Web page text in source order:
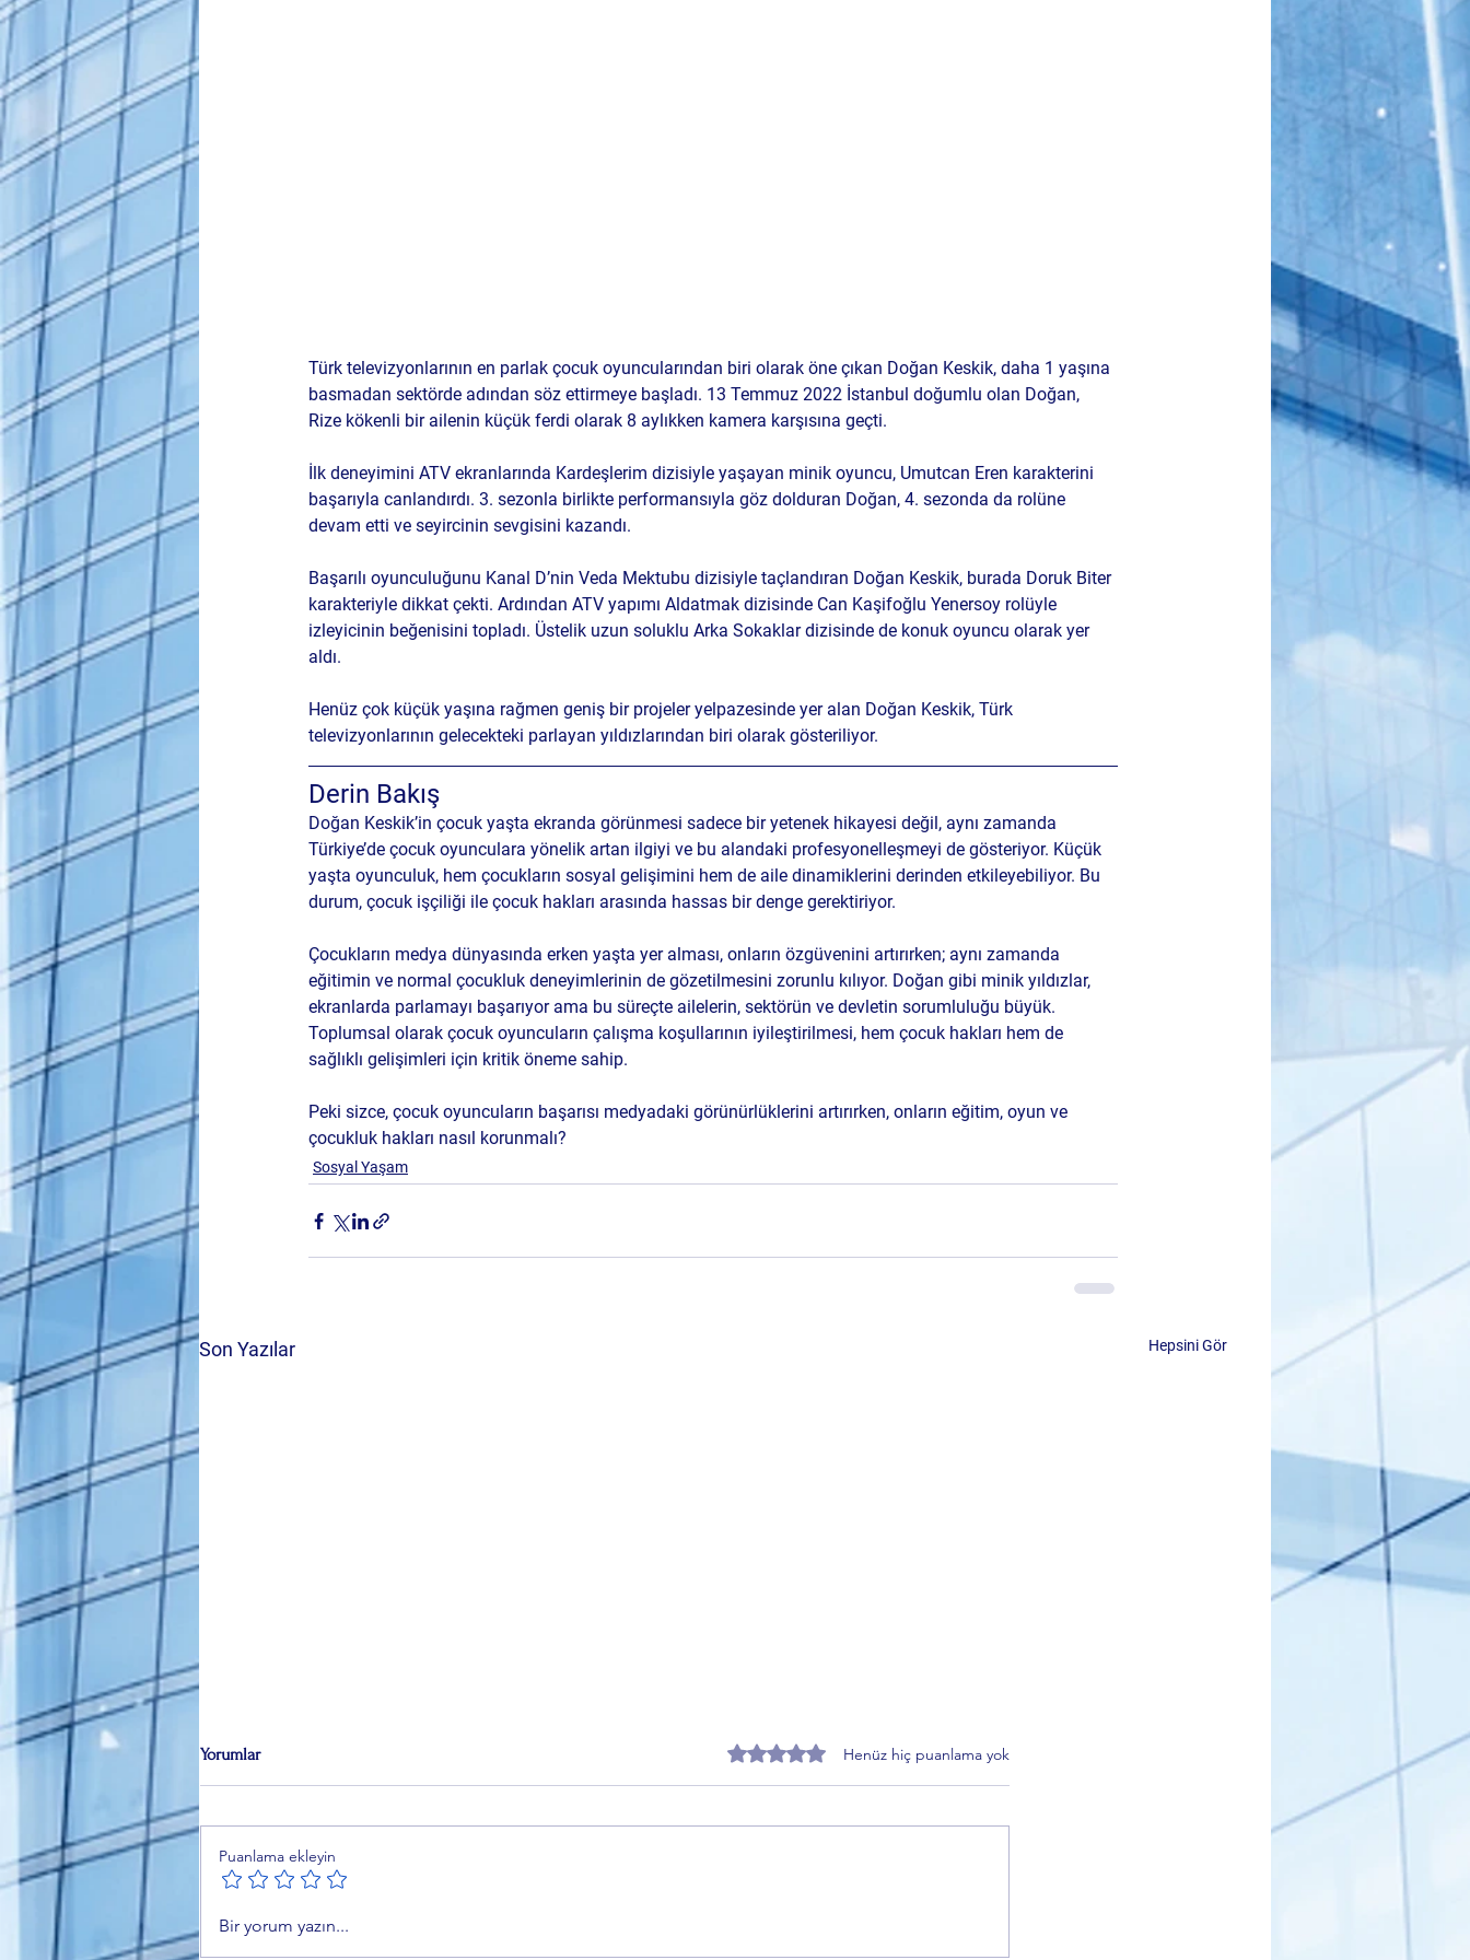
Türk televizyonlarının en parlak çocuk oyuncularından biri olarak öne çıkan Doğan Keskik, daha 1 yaşına
basmadan sektörde adından söz ettirmeye başladı. 13 Temmuz 2022 İstanbul doğumlu olan Doğan,
Rize kökenli bir ailenin küçük ferdi olarak 8 aylıkken kamera karşısına geçti.
İlk deneyimini ATV ekranlarında Kardeşlerim dizisiyle yaşayan minik oyuncu, Umutcan Eren karakterini
başarıyla canlandırdı. 3. sezonla birlikte performansıyla göz dolduran Doğan, 4. sezonda da rolüne
devam etti ve seyircinin sevgisini kazandı.
Başarılı oyunculuğunu Kanal D’nin Veda Mektubu dizisiyle taçlandıran Doğan Keskik, burada Doruk Biter
karakteriyle dikkat çekti. Ardından ATV yapımı Aldatmak dizisinde Can Kaşifoğlu Yenersoy rolüyle
izleyicinin beğenisini topladı. Üstelik uzun soluklu Arka Sokaklar dizisinde de konuk oyuncu olarak yer
aldı.
Henüz çok küçük yaşına rağmen geniş bir projeler yelpazesinde yer alan Doğan Keskik, Türk
televizyonlarının gelecekteki parlayan yıldızlarından biri olarak gösteriliyor.
Derin Bakış
Doğan Keskik’in çocuk yaşta ekranda görünmesi sadece bir yetenek hikayesi değil, aynı zamanda
Türkiye’de çocuk oyunculara yönelik artan ilgiyi ve bu alandaki profesyonelleşmeyi de gösteriyor. Küçük
yaşta oyunculuk, hem çocukların sosyal gelişimini hem de aile dinamiklerini derinden etkileyebiliyor. Bu
durum, çocuk işçiliği ile çocuk hakları arasında hassas bir denge gerektiriyor.
Çocukların medya dünyasında erken yaşta yer alması, onların özgüvenini artırırken; aynı zamanda
eğitimin ve normal çocukluk deneyimlerinin de gözetilmesini zorunlu kılıyor. Doğan gibi minik yıldızlar,
ekranlarda parlamayı başarıyor ama bu süreçte ailelerin, sektörün ve devletin sorumluluğu büyük.
Toplumsal olarak çocuk oyuncuların çalışma koşullarının iyileştirilmesi, hem çocuk hakları hem de
sağlıklı gelişimleri için kritik öneme sahip.
Peki sizce, çocuk oyuncuların başarısı medyadaki görünürlüklerini artırırken, onların eğitim, oyun ve
çocukluk hakları nasıl korunmalı?
Sosyal Yaşam
Son Yazılar Hepsini Gör
Mehmet Emir Aksoy’un yeni
kitabı “Haganah’tan Mossad’a”
Yorumlar 5 üzerinden 0 yıldızHenüz hiç puanlama yok
Puanlama ekleyin
Bir yorum yazın...